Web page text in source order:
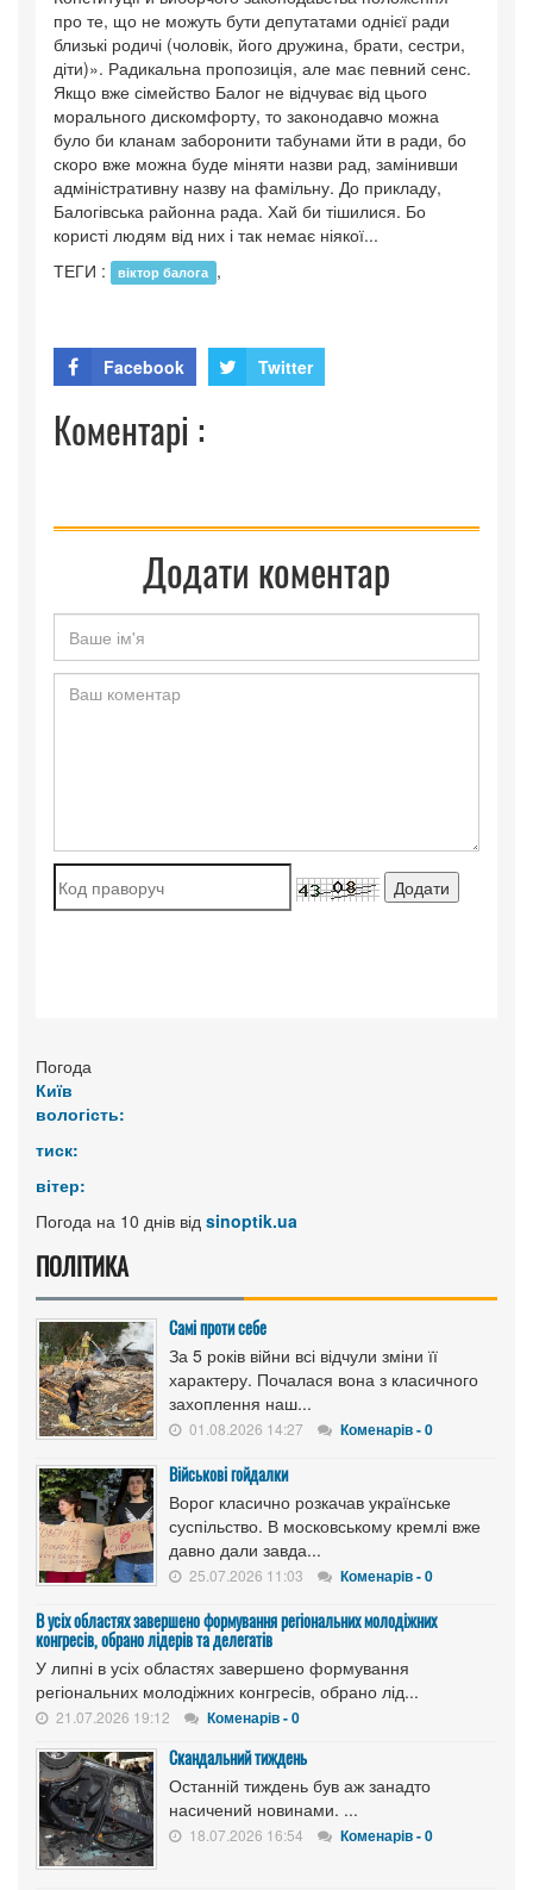
про те, що не можуть бути депутатами однієї ради
близькі родичі (чоловік, його дружина, брати, сестри,
діти)». Радикальна пропозиція, але має певний сенс.
Якщо вже сімейство Балог не відчуває від цього
морального дискомфорту, то законодавчо можна
було би кланам заборонити табунами йти в ради, бо
скоро вже можна буде міняти назви рад, замінивши
адміністративну назву на фамільну. До прикладу,
Балогівська районна рада. Хай би тішилися. Бо
користі людям від них і так немає ніякої...
ТЕГИ :
віктор балога ,
Facebook Twitter
Коментарі :
Додати коментар
Погода
Київ
вологість:
тиск:
вітер:
Погода на 10 днів від sinoptik.ua
ПОЛІТИКА
Самі проти себе
За 5 років війни всі відчули зміни її
характеру. Почалася вона з класичного
захоплення наш...
01.08.2026 14:27 Коменарів - 0
Військові гойдалки
Ворог класично розкачав українське
суспільство. В московському кремлі вже
давно дали завда...
25.07.2026 11:03 Коменарів - 0
В усіх областях завершено формування регіональних молодіжних
конгресів, обрано лідерів та делегатів
У липні в усіх областях завершено формування
регіональних молодіжних конгресів, обрано лід...
21.07.2026 19:12 Коменарів - 0
Скандальний тиждень
Останній тиждень був аж занадто
насичений новинами. ...
18.07.2026 16:54 Коменарів - 0